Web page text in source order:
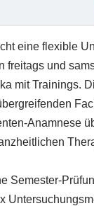
eine flexible
freitags und
mit Trainings.
Anamnese
Semester-